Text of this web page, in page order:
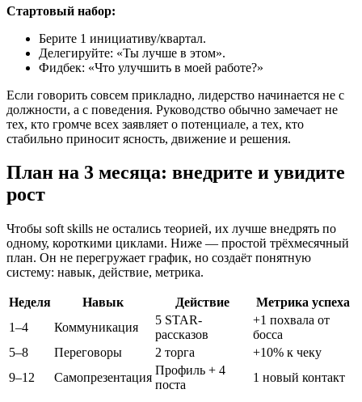
Стартовый набор:
Берите 1 инициативу/квартал.
Делегируйте: «Ты лучше в этом».
Фидбек: «Что улучшить в моей работе?»
Если говорить совсем прикладно, лидерство начинается не с
должности, а с поведения. Руководство обычно замечает не
тех, кто громче всех заявляет о потенциале, а тех, кто
стабильно приносит ясность, движение и решения.
План на 3 месяца: внедрите и увидите
рост
Чтобы soft skills не остались теорией, их лучше внедрять по
одному, короткими циклами. Ниже — простой трёхмесячный
план. Он не перегружает график, но создаёт понятную
систему: навык, действие, метрика.
Неделя Навык Действие
Метрика успеха
1–4
Коммуникация
5 STAR-
рассказов
+1 похвала от
босса
5–8
Переговоры 2 торга
+10% к чеку
9–12
Самопрезентация
Профиль + 4
поста
1 новый контакт